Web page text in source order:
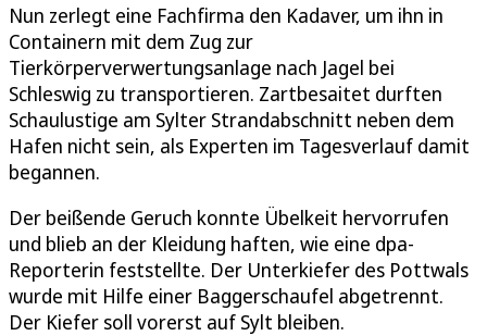
Nun zerlegt eine Fachfirma den Kadaver, um ihn in
Containern mit dem Zug zur
Tierkörperverwertungsanlage nach Jagel bei
Schleswig zu transportieren. Zartbesaitet durften
Schaulustige am Sylter Strandabschnitt neben dem
Hafen nicht sein, als Experten im Tagesverlauf damit
begannen.
Der beißende Geruch konnte Übelkeit hervorrufen
und blieb an der Kleidung haften, wie eine dpa-
Reporterin feststellte. Der Unterkiefer des Pottwals
wurde mit Hilfe einer Baggerschaufel abgetrennt.
Der Kiefer soll vorerst auf Sylt bleiben.